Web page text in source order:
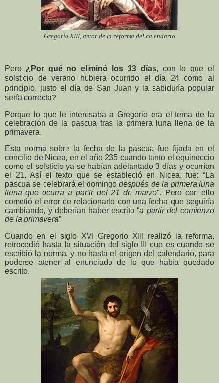
Gregorio XIII, autor de la reforma del calendario
Pero ¿Por qué no eliminó los 13 días, con lo que el
solsticio de verano hubiera ocurrido el día 24 como al
principio, justo el día de San Juan y la sabiduría popular
sería correcta?
Porque lo que le interesaba a Gregorio era el tema de la
celebración de la pascua tras la primera luna llena de la
primavera.
Esta norma sobre la fecha de la pascua fue fijada en el
concilio de Nicea, en el año 235 cuando tanto el equinoccio
como el solsticio ya se habían adelantado 3 días y ocurrían
el 21. Así el texto que se estableció en Nicea, fue: “La
pascua se celebrará el domingodespués de la primera luna
llena que ocurra a partir del 21 de marzo”. Pero con ello
cometió el error de relacionarlo con una fecha que seguiría
cambiando, y deberían haber escrito “a partir del comienzo
de la primavera”
Cuando en el siglo XVI Gregorio XIII realizó la reforma,
retrocedió hasta la situación del siglo III que es cuando se
escribió la norma, y no hasta el origen del calendario, para
poderse atener al enunciado de lo que había quedado
escrito.